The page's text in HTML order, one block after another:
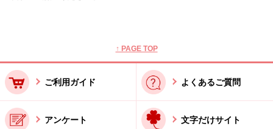
↑ PAGE TOP
ご利用ガイド よくあるご質問
アンケート 文字だけサイト